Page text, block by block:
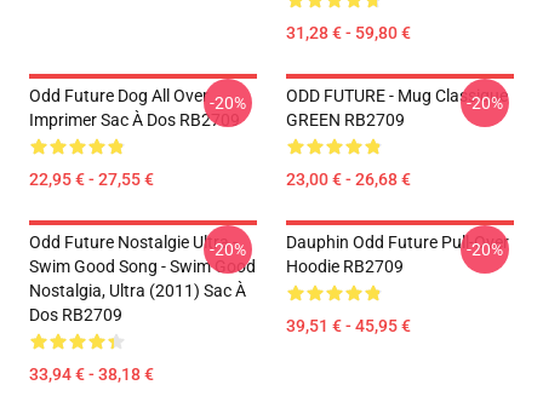
31,28 € - 59,80 €
Odd Future Dog All Over
Imprimer Sac À Dos RB2709
22,95 € - 27,55 €
-20%
ODD FUTURE - Mug Classique
GREEN RB2709
23,00 € - 26,68 €
-20%
Odd Future Nostalgie Ultra -
Swim Good Song - Swim Good
Nostalgia, Ultra (2011) Sac À
Dos RB2709
33,94 € - 38,18 €
-20%
Dauphin Odd Future Pull-Over
Hoodie RB2709
39,51 € - 45,95 €
-20%